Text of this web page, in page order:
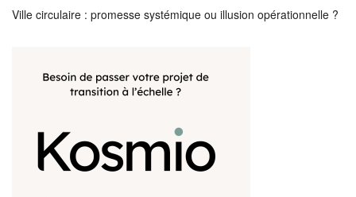
Ville circulaire : promesse systémique ou illusion opérationnelle ?